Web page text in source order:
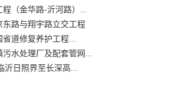
程（金华路-沂河路）...
东路与翔宇路立交工程
省道修复养护工程...
污水处理厂及配套管网...
沂日照界至长深高...